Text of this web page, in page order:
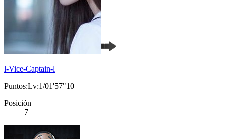
l-Vice-Captain-l
Puntos:Lv:1/01'57"10
Posición
7